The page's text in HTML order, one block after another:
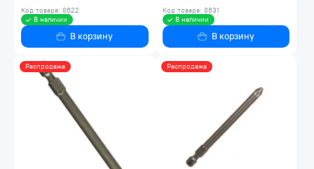
Код товара: 8622
В наличии
В корзину
Код товара: 8631
В наличии
В корзину
Распродажа Распродажа